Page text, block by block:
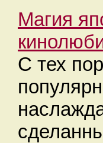
Магия
С тех